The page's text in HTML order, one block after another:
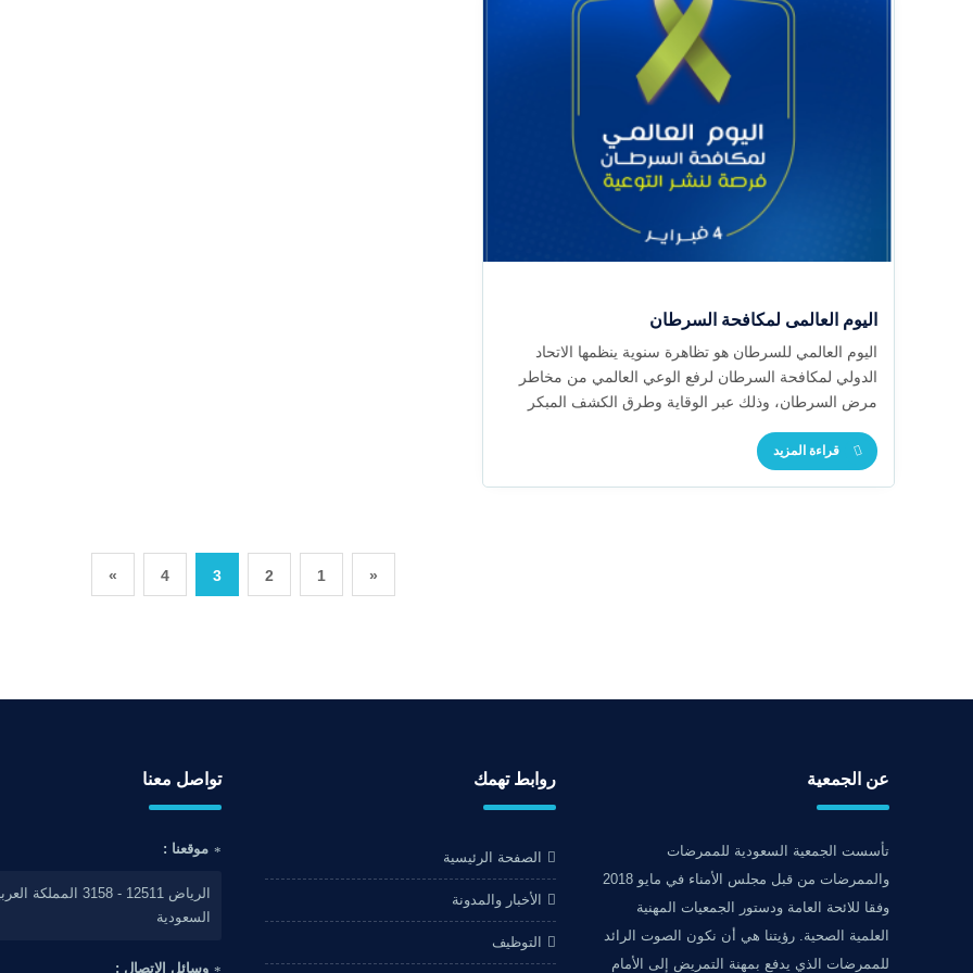
اليوم العالمى لمكافحة السرطان
اليوم العالمي للسرطان هو تظاهرة سنوية ينظمها الاتحاد
الدولي لمكافحة السرطان لرفع الوعي العالمي من مخاطر
مرض السرطان، وذلك عبر الوقاية وطرق الكشف المبكر
الصحية التي تواجه العالم، كما يعتبر أهم أسباب الوفاة على
قراءة المزيد
«
1
2
3
4
»
عن الجمعية
تأسست الجمعية السعودية للممرضات
والممرضات من قبل مجلس الأمناء في مايو 2018
وفقا للائحة العامة ودستور الجمعيات المهنية
العلمية الصحية. رؤيتنا هي أن نكون الصوت الرائد
للممرضات الذي يدفع بمهنة التمريض إلى الأمام
روابط تهمك
الصفحة الرئيسية
الأخبار والمدونة
التوظيف
تواصل معنا
موقعنا :
الرياض 12511 - 3158 المملكة
السعودية
وسائل الاتصال :